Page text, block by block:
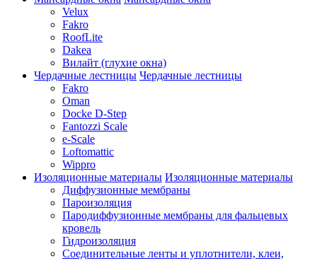
Velux
Fakro
RoofLite
Dakea
Вилайт (глухие окна)
Чердачные лестницы Чердачные лестницы
Fakro
Oman
Docke D-Step
Fantozzi Scale
e-Scale
Loftomattic
Wippro
Изоляционные материалы Изоляционные материалы
Диффузионные мембраны
Пароизоляция
Пародиффузионные мембраны для фальцевых
кровель
Гидроизоляция
Соединительные ленты и уплотнители, клеи,